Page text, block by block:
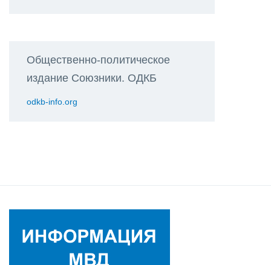
Общественно-политическое
издание Союзники. ОДКБ
odkb-info.org